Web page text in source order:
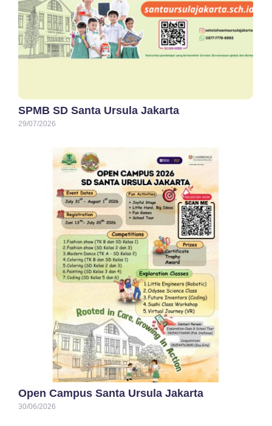
SPMB SD Santa Ursula Jakarta
29/07/2026
Open Campus Santa Ursula Jakarta
30/06/2026